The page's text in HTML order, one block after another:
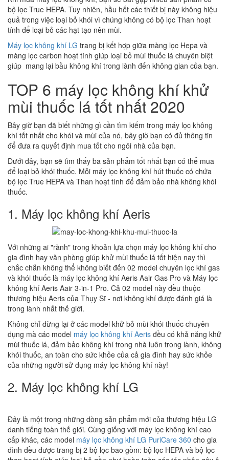
bộ lọc True HEPA. Tuy nhiên, hầu hết các thiết bị này không hiệu
quả trong việc loại bỏ khói vì chúng không có bộ lọc Than hoạt
tính để loại bỏ các hạt tạo nên mùi.
Máy lọc không khí LG trang bị kết hợp giữa màng lọc Hepa và
màng lọc carbon hoạt tính giúp loại bỏ mùi thuốc lá chuyên biệt
giúp mang lại bầu không khí trong lành đến không gian của bạn.
TOP 6 máy lọc không khí khử
mùi thuốc lá tốt nhất 2020
Bây giờ bạn đã biết những gì cần tìm kiếm trong máy lọc không
khí tốt nhất cho khói và mùi của nó, bây giờ bạn có đủ thông tin
để đưa ra quyết định mua tốt cho ngôi nhà của bạn.
Dưới đây, bạn sẽ tìm thấy ba sản phẩm tốt nhất bạn có thể mua
để loại bỏ khói thuốc. Mỗi máy lọc không khí hút thuốc có chứa
bộ lọc True HEPA và Than hoạt tính để đảm bảo nhà không khói
thuốc.
1. Máy lọc không khí Aeris
Với những ai "rành" trong khoản lựa chọn máy lọc không khí cho
gia đình hay văn phòng giúp khử mùi thuốc lá tốt hiện nay thì
chắc chắn không thể không biết đến 02 model chuyên lọc khí gas
và khói thuốc là máy lọc không khí Aeris Aair Gas Pro và Máy lọc
không khí Aeris Aair 3-in-1 Pro. Cả 02 model này đều thuộc
thương hiệu Aeris của Thụy Sĩ - nơi không khí được đánh giá là
trong lành nhất thế giới.
Không chỉ dừng lại ở các model khử bỏ mùi khói thuốc chuyên
dụng mà các model máy lọc không khí Aeris đều có khả năng khử
mùi thuốc lá, đảm bảo không khí trong nhà luôn trong lành, không
khói thuốc, an toàn cho sức khỏe của cả gia đình hay sức khỏe
của những người sử dụng máy lọc không khí này!
2. Máy lọc không khí LG
Đây là một trong những dòng sản phẩm mới của thương hiệu LG
danh tiếng toàn thế giới. Cùng giống với máy lọc không khí cao
cấp khác, các model máy lọc không khí LG PuriCare 360 cho gia
đình đều được trang bị 2 bộ lọc bao gồm: bộ lọc HEPA và bộ lọc